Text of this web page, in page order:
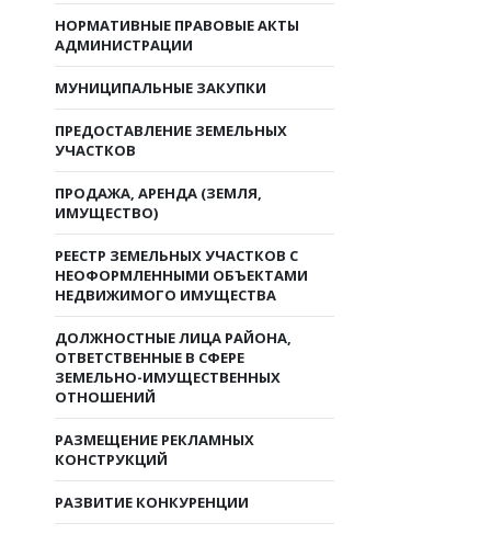
НОРМАТИВНЫЕ ПРАВОВЫЕ АКТЫ
АДМИНИСТРАЦИИ
МУНИЦИПАЛЬНЫЕ ЗАКУПКИ
ПРЕДОСТАВЛЕНИЕ ЗЕМЕЛЬНЫХ
УЧАСТКОВ
ПРОДАЖА, АРЕНДА (ЗЕМЛЯ,
ИМУЩЕСТВО)
РЕЕСТР ЗЕМЕЛЬНЫХ УЧАСТКОВ С
НЕОФОРМЛЕННЫМИ ОБЪЕКТАМИ
НЕДВИЖИМОГО ИМУЩЕСТВА
ДОЛЖНОСТНЫЕ ЛИЦА РАЙОНА,
ОТВЕТСТВЕННЫЕ В СФЕРЕ
ЗЕМЕЛЬНО-ИМУЩЕСТВЕННЫХ
ОТНОШЕНИЙ
РАЗМЕЩЕНИЕ РЕКЛАМНЫХ
КОНСТРУКЦИЙ
РАЗВИТИЕ КОНКУРЕНЦИИ